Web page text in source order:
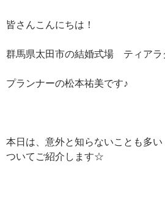
皆さんこんにちは！
群馬県太田市の結婚式場 ティアラ
プランナーの松本祐美です♪
本日は、意外と知らないことも多
ついてご紹介します☆